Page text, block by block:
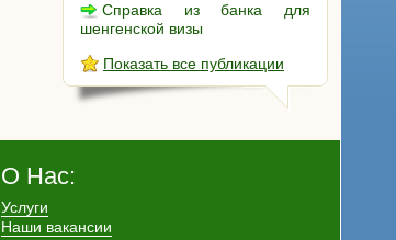
Справка из банка для
шенгенской визы
Показать все публикации
О Нас:
Услуги
Наши вакансии